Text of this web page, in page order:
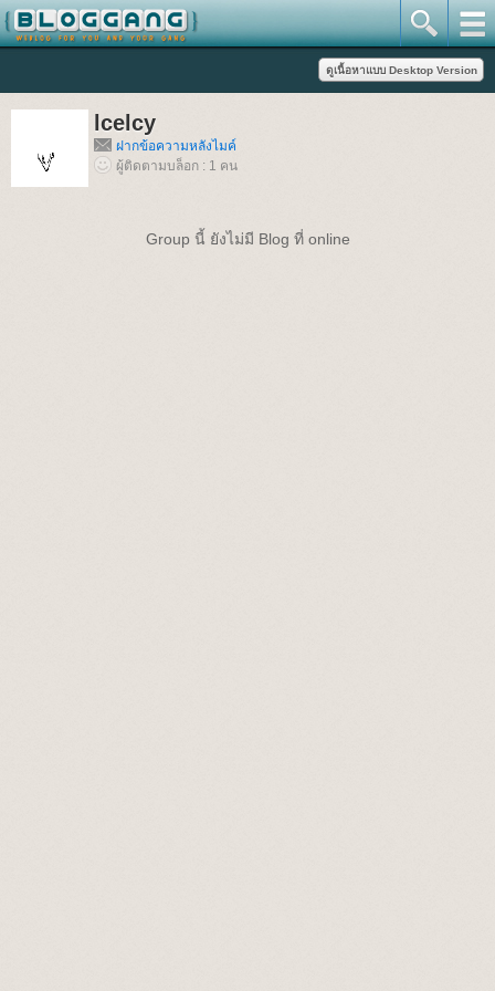
lcelcy
ฝากข้อความหลังไมค์
ผู้ติดตามบล็อก : 1 คน
Group นี้ ยังไม่มี Blog ที่ online